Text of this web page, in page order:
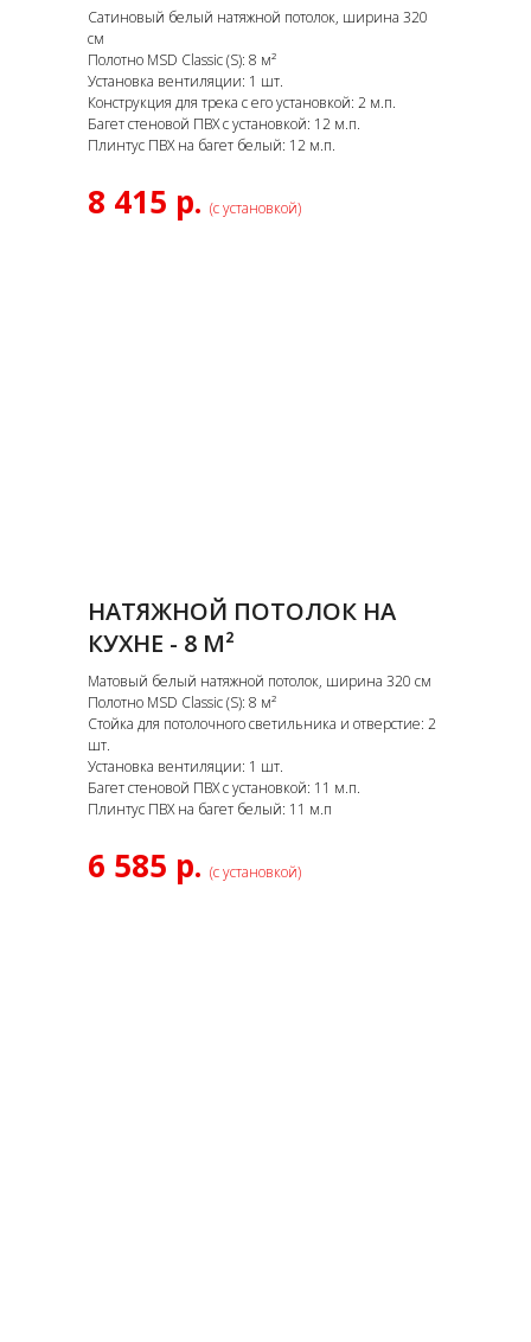
Сатиновый белый натяжной потолок, ширина 320
см
Полотно MSD Classic (S): 8 м²
Установка вентиляции: 1 шт.
Конструкция для трека с его установкой: 2 м.п.
Багет стеновой ПВХ с установкой: 12 м.п.
Плинтус ПВХ на багет белый: 12 м.п.
8 415 р. (с установкой)
НАТЯЖНОЙ ПОТОЛОК НА
КУХНЕ - 8 М²
Матовый белый натяжной потолок, ширина 320 см
Полотно MSD Classic (S): 8 м²
Стойка для потолочного светильника и отверстие: 2
шт.
Установка вентиляции: 1 шт.
Багет стеновой ПВХ с установкой: 11 м.п.
Плинтус ПВХ на багет белый: 11 м.п
6 585 р. (с установкой)